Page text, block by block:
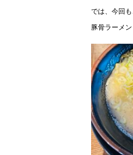
では、今回
豚骨ラーメン